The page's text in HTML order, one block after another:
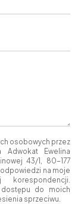
osobowych przez
Adwokat Ewelina
43/1, 80-177
na moje
do moich
sprzeciwu.